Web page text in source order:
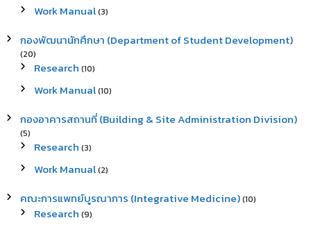
Work Manual(3)
กองพัฒนานักศึกษา (Department of Student Development)
(20)
Research (10)
Work Manual(10)
กองอาคารสถานที่ (Building & Site Administration Division)
(5)
Research (3)
Work Manual(2)
คณะการแพทย์บูรณาการ (Integrative Medicine)(10)
Research (9)